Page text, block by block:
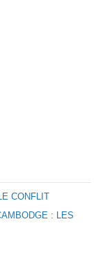
CONFLIT
: LES